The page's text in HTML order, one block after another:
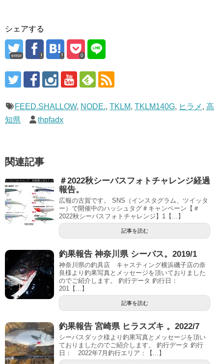
シェアする
error 0
FEED.SHALLOW, NODE., TKLM, TKLM140G, ヒラメ , 高
知県
thpfadx
関連記事
＃2022秋シーバスフォトチャレンジ経過
報告。
広報の古賀です。 SNS（インスタグラム、ツイッタ
ー）で開催中のハッシュタグ＃キャンペーン【＃
2022秋シーバスフォトチャレンジ】1【...】
記事を読む
釣果報告 神奈川県 シーバス。2019/1
神奈川県の釣具店 キャスティング横浜磯子店の奈
良様より釣果写真とメッセージを頂いておりました
のでご紹介します。 釣行データ 釣行日：
201【...】
記事を読む
釣果報告 宮崎県 ヒラスズキ 。2022/7
シーバスダック様より釣果写真とメッセージを頂い
ておりましたのでご紹介します。 釣行データ 釣行
日： 2022年7月釣行エリア：【...】